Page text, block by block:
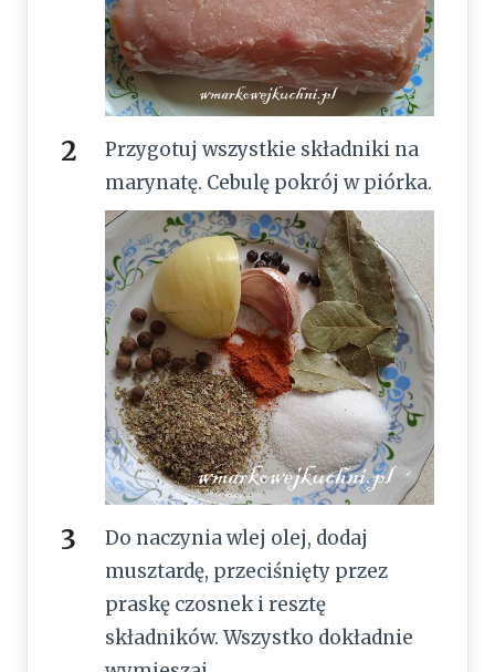
Przygotuj wszystkie składniki na
marynatę. Cebulę pokrój w piórka.
Do naczynia wlej olej, dodaj
musztardę, przeciśnięty przez
praskę czosnek i resztę
składników. Wszystko dokładnie